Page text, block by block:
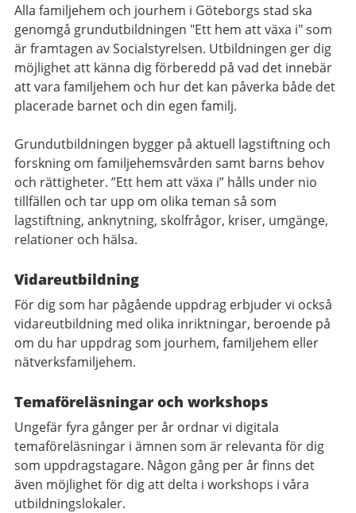
Alla familjehem och jourhem i Göteborgs stad ska
genomgå grundutbildningen "Ett hem att växa i" som
är framtagen av Socialstyrelsen. Utbildningen ger dig
möjlighet att känna dig förberedd på vad det innebär
att vara familjehem och hur det kan påverka både det
placerade barnet och din egen familj.
Grundutbildningen bygger på aktuell lagstiftning och
forskning om familjehemsvården samt barns behov
och rättigheter. ”Ett hem att växa i” hålls under nio
tillfällen och tar upp om olika teman så som
lagstiftning, anknytning, skolfrågor, kriser, umgänge,
relationer och hälsa.
Vidareutbildning
För dig som har pågående uppdrag erbjuder vi också
vidareutbildning med olika inriktningar, beroende på
om du har uppdrag som jourhem, familjehem eller
nätverksfamiljehem.
Temaföreläsningar och workshops
Ungefär fyra gånger per år ordnar vi digitala
temaföreläsningar i ämnen som är relevanta för dig
som uppdragstagare. Någon gång per år finns det
även möjlighet för dig att delta i workshops i våra
utbildningslokaler.